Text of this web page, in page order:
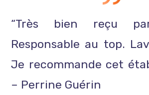
“Très bien reçu
Responsable au top.
Je recommande cet
– Perrine Guérin